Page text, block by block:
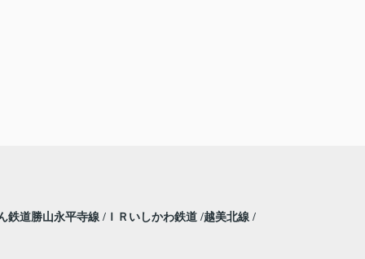
鉄道勝山永平寺線 ＩＲいしかわ鉄道 越美北線